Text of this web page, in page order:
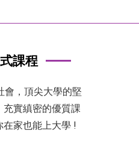
課程
會，頂尖大學的堅
實縝密的優質課
家也能上大學 !